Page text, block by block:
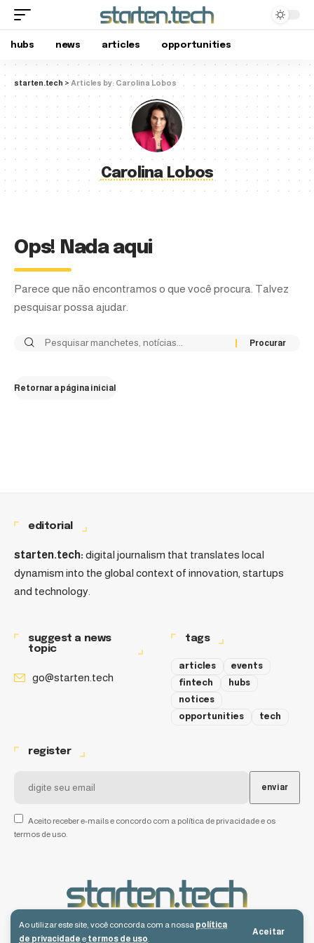
Ao utilizar este site, você concorda com a nossa política
de privacidade e termos de uso.
Aceitar
hubs news articles opportunities
starten.tech > Articles by: Carolina Lobos
Carolina Lobos
Ops! Nada aqui
Parece que não encontramos o que você procura. Talvez
pesquisar possa ajudar.
Retornar a página inicial
editorial
starten.tech: digital journalism that translates local
dynamism into the global context of innovation, startups
and technology.
suggest a news
topic
go@starten.tech
tags
articles
events
fintech
hubs
notices
opportunities
tech
register
Aceito receber e-mails e concordo com a política de privacidade e os
termos de uso.